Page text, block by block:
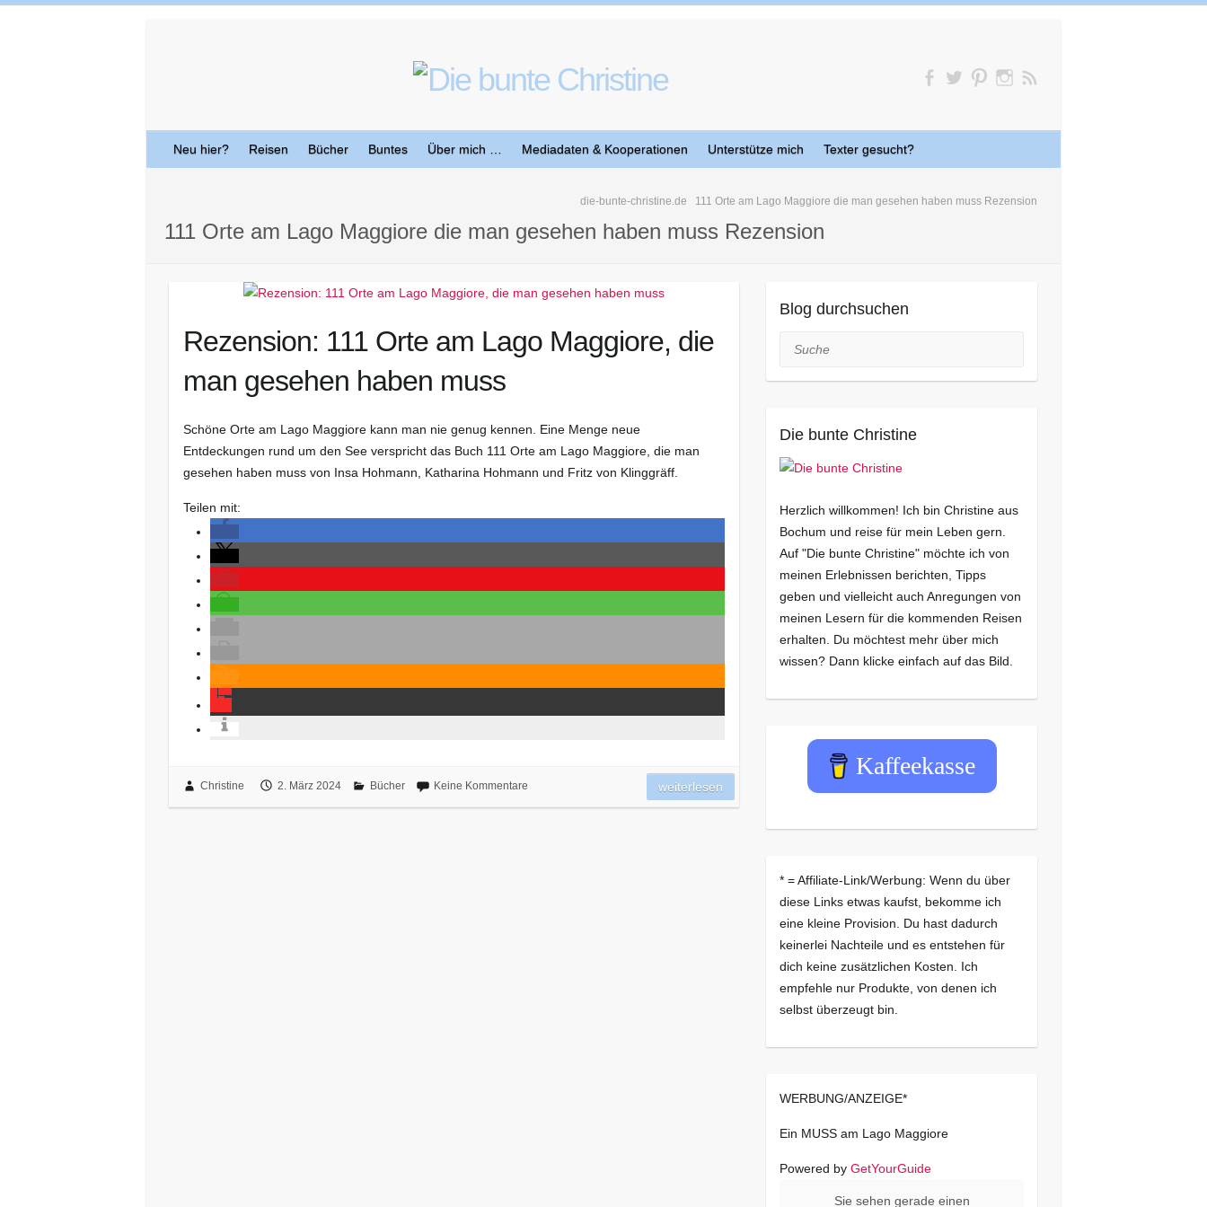
Neu hier? Reisen Bücher Buntes Über mich … Mediadaten & Kooperationen Unterstütze mich Texter gesucht?
die-bunte-christine.de 111 Orte am Lago Maggiore die man gesehen haben muss Rezension
111 Orte am Lago Maggiore die man gesehen haben muss Rezension
Rezension: 111 Orte am Lago Maggiore, die
man gesehen haben muss
Schöne Orte am Lago Maggiore kann man nie genug kennen. Eine Menge neue
Entdeckungen rund um den See verspricht das Buch 111 Orte am Lago Maggiore, die man
gesehen haben muss von Insa Hohmann, Katharina Hohmann und Fritz von Klinggräff.
Teilen mit:
Christine 2. März 2024 Bücher Keine Kommentare weiterlesen
Blog durchsuchen
Suche
Die bunte Christine
Herzlich willkommen! Ich bin Christine aus
Bochum und reise für mein Leben gern.
Auf "Die bunte Christine" möchte ich von
meinen Erlebnissen berichten, Tipps
geben und vielleicht auch Anregungen von
meinen Lesern für die kommenden Reisen
erhalten. Du möchtest mehr über mich
wissen? Dann klicke einfach auf das Bild.
Kaffeekasse
* = Affiliate-Link/Werbung: Wenn du über
diese Links etwas kaufst, bekomme ich
eine kleine Provision. Du hast dadurch
keinerlei Nachteile und es entstehen für
dich keine zusätzlichen Kosten. Ich
empfehle nur Produkte, von denen ich
selbst überzeugt bin.
WERBUNG/ANZEIGE*
Ein MUSS am Lago Maggiore
Powered by GetYourGuide
Sie sehen gerade einen